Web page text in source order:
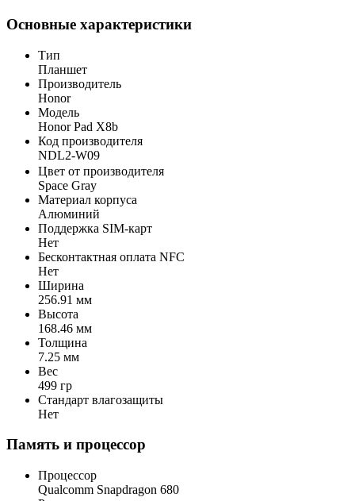
Основные характеристики
Тип
Планшет
Производитель
Honor
Модель
Honor Pad X8b
Код производителя
NDL2-W09
Цвет от производителя
Space Gray
Материал корпуса
Алюминий
Поддержка SIM-карт
Нет
Беcконтактная оплата NFC
Нет
Ширина
256.91 мм
Высота
168.46 мм
Толщина
7.25 мм
Вес
499 гр
Стандарт влагозащиты
Нет
Память и процессор
Процессор
Qualcomm Snapdragon 680